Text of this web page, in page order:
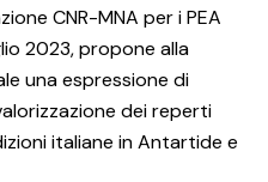
CNR-MNA per i PEA
2023, propone alla
una espressione di
dei reperti
italiane in Antartide e